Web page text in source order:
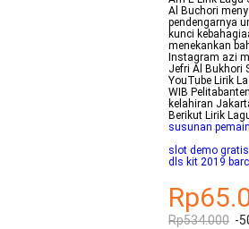
Al Buchori
pendengarnya
kunci
menekankan
Instagram azi
Jefri Al Bukhori
YouTube Lirik
WIB
kelahiran
Berikut Lirik
susunan
slot demo
dls kit 2019
Rp534.000 -